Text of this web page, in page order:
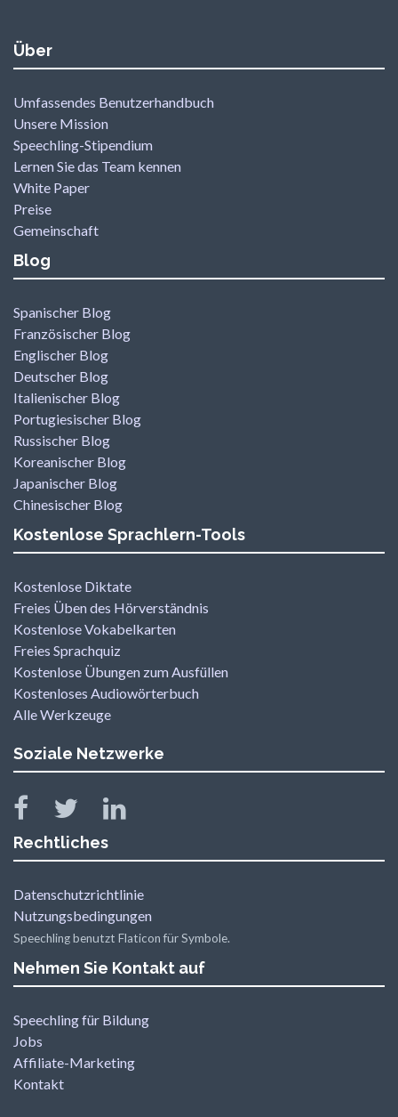
Über
Umfassendes Benutzerhandbuch
Unsere Mission
Speechling-Stipendium
Lernen Sie das Team kennen
White Paper
Preise
Gemeinschaft
Blog
Spanischer Blog
Französischer Blog
Englischer Blog
Deutscher Blog
Italienischer Blog
Portugiesischer Blog
Russischer Blog
Koreanischer Blog
Japanischer Blog
Chinesischer Blog
Kostenlose Sprachlern-Tools
Kostenlose Diktate
Freies Üben des Hörverständnis
Kostenlose Vokabelkarten
Freies Sprachquiz
Kostenlose Übungen zum Ausfüllen
Kostenloses Audiowörterbuch
Alle Werkzeuge
Soziale Netzwerke
Rechtliches
Datenschutzrichtlinie
Nutzungsbedingungen
Speechling benutzt Flaticon für Symbole.
Nehmen Sie Kontakt auf
Speechling für Bildung
Jobs
Affiliate-Marketing
Kontakt